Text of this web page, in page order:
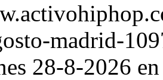
madrid-
28-8-2026